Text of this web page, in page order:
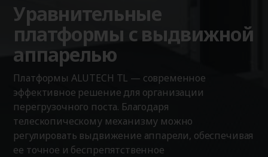
Уравнительные
платформы с выдвижной
аппарелью
Платформы ALUTECH TL — современное
эффективное решение для организации
перегрузочного поста. Благодаря
телескопическому механизму можно
регулировать выдвижение аппарели, обеспечивая
ее точное и беспрепятственное